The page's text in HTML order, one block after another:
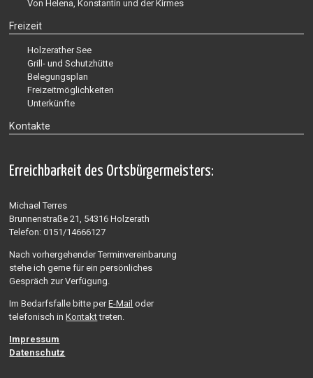
Von Helena, Konstantin und der Kirmes
Freizeit
Holzerather See
Grill- und Schutzhütte
Belegungsplan
Freizeitmöglichkeiten
Unterkünfte
Kontakte
Erreichbarkeit des Ortsbürgermeisters:
Michael Terres
Brunnenstraße 21, 54316 Holzerath
Telefon: 0151/14666127
Nach vorhergehender Terminvereinbarung
stehe ich gerne für ein persönliches
Gespräch zur Verfügung.
Im Bedarfsfalle bitte perE-Mail oder
telefonisch inKontakttreten.
Impressum
Datenschutz